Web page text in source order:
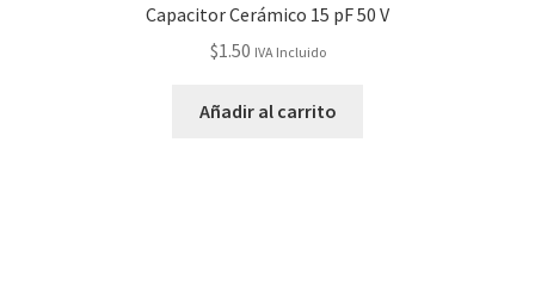
Capacitor Cerámico 15 pF 50 V
$1.50 IVA Incluido
Añadir al carrito